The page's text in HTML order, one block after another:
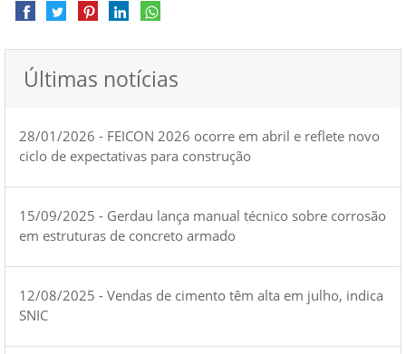
Últimas notícias
28/01/2026 - FEICON 2026 ocorre em abril e reflete novo
ciclo de expectativas para construção
15/09/2025 - Gerdau lança manual técnico sobre corrosão
em estruturas de concreto armado
12/08/2025 - Vendas de cimento têm alta em julho, indica
SNIC